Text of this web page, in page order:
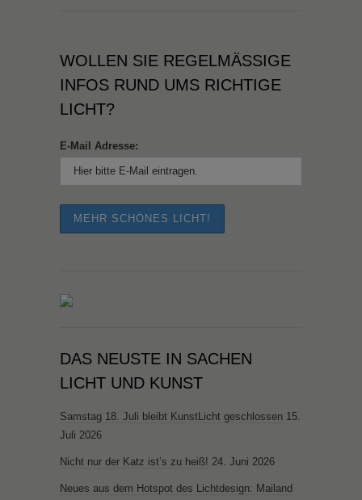
WOLLEN SIE REGELMÄSSIGE I
NFOS RUND UMS RICHTIGE L
ICHT?
E-Mail Adresse:
DAS NEUSTE IN SACHEN
LICHT UND KUNST
Samstag 18. Juli bleibt KunstLicht geschlossen 15.
Juli 2026
Nicht nur der Katz ist’s zu heiß! 24. Juni 2026
Neues aus dem Hotspot des Lichtdesign: Mailand